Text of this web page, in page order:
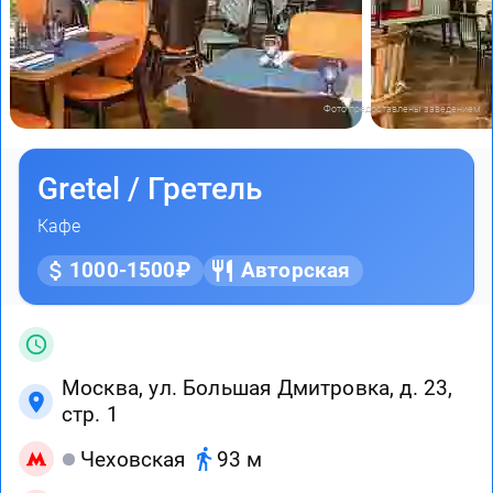
Фото предоставлены заведением
Gretel / Гретель
Кафе
1000-1500₽ Авторская
Москва, ул. Большая Дмитровка, д. 23,
стр. 1
Чеховская
93 м